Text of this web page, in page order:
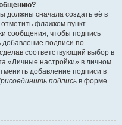
должны сначала создать её в
флажком пункт
сообщения, чтобы подпись
подписи по
соответствующий выбор в
«Личные настройки» в личном
добавление подписи в
подпись в форме